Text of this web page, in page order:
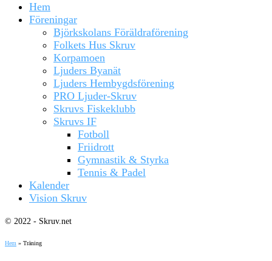
Hem
Föreningar
Björkskolans Föräldraförening
Folkets Hus Skruv
Korpamoen
Ljuders Byanät
Ljuders Hembygdsförening
PRO Ljuder-Skruv
Skruvs Fiskeklubb
Skruvs IF
Fotboll
Friidrott
Gymnastik & Styrka
Tennis & Padel
Kalender
Vision Skruv
© 2022 - Skruv.net
Hem » Träning